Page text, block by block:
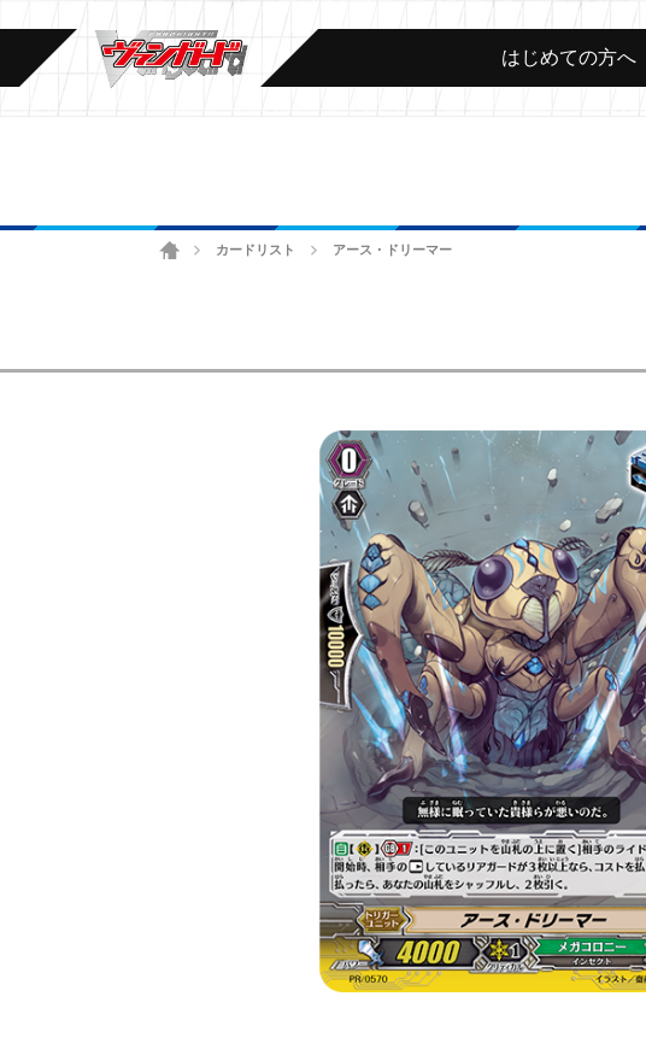
はじめての方へ
ホームカードリスト アース・ドリーマー